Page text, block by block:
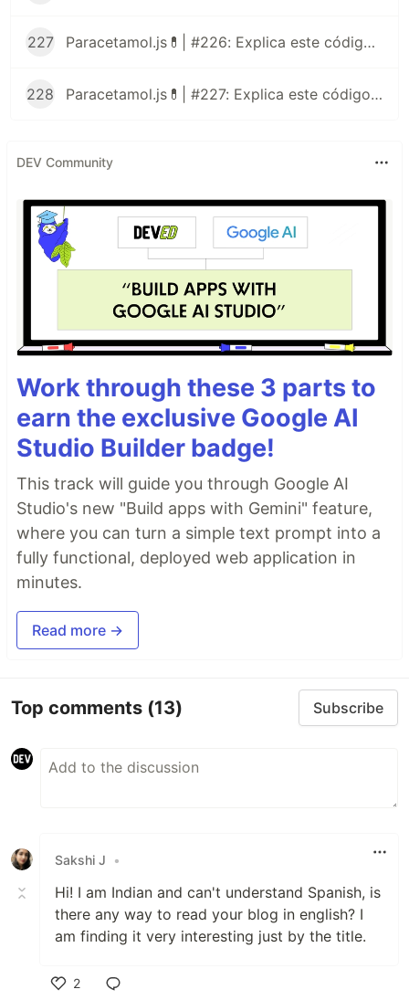
227 Paracetamol.js💊| #226: Explica este código JavaScript
228 Paracetamol.js💊| #227: Explica este código JavaScript
DEV Community
Work through these 3 parts to
earn the exclusive Google AI
Studio Builder badge!
This track will guide you through Google AI
Studio's new "Build apps with Gemini" feature,
where you can turn a simple text prompt into a
fully functional, deployed web application in
minutes.
Read more →
Top comments (13) Subscribe
Sakshi J •
Hi! I am Indian and can't understand Spanish, is
there any way to read your blog in english? I
am finding it very interesting just by the title.
2